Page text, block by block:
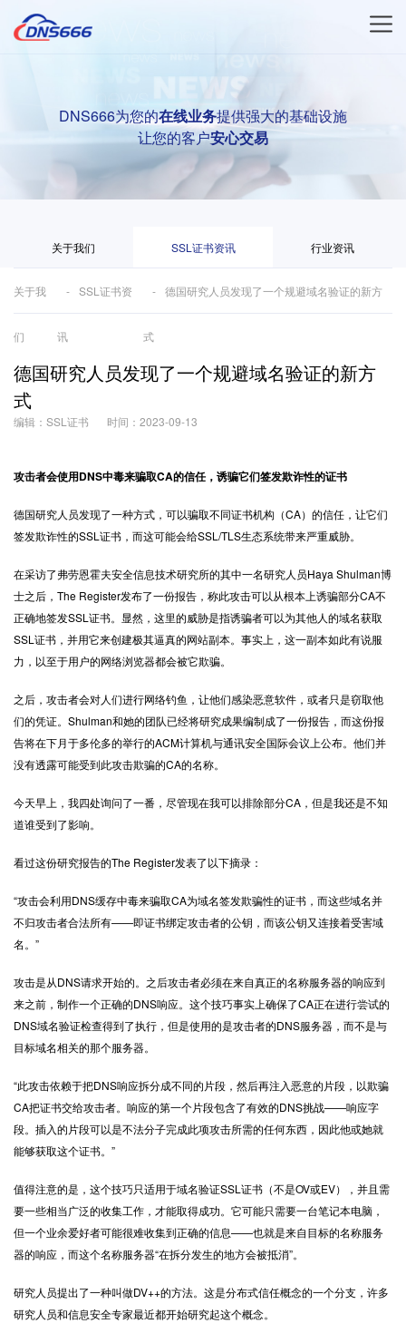
DNS666为您的在线业务提供强大的基础设施
让您的客户安心交易
关于我们 SSL证书资讯 行业资讯
关于我
们
SSL证书资
讯
德国研究人员发现了一个规避域名验证的新方
式
德国研究人员发现了一个规避域名验证的新方
式
编辑：SSL证书 时间：2023-09-13
攻击者会使用DNS中毒来骗取CA的信任，诱骗它们签发欺诈性的证书
德国研究人员发现了一种方式，可以骗取不同证书机构（CA）的信任，让它们
签发欺诈性的SSL证书 ，而这可能会给SSL/TLS生态系统带来严重威胁。
在采访了弗劳恩霍夫安全信息技术研究所的其中一名研究人员Haya Shulman博
士之后，The Register发布了一份报告，称此攻击可以从根本上诱骗部分CA不
正确地签发SSL证书。显然，这里的威胁是指诱骗者可以为其他人的域名获取
SSL证书，并用它来创建极其逼真的网站副本。事实上，这一副本如此有说服
力，以至于用户的网络浏览器都会被它欺骗。
之后，攻击者会对人们进行网络钓鱼，让他们感染恶意软件，或者只是窃取他
们的凭证。Shulman和她的团队已经将研究成果编制成了一份报告，而这份报
告将在下月于多伦多的举行的ACM计算机与通讯安全国际会议上公布。他们并
没有透露可能受到此攻击欺骗的CA的名称。
今天早上，我四处询问了一番，尽管现在我可以排除部分CA，但是我还是不知
道谁受到了影响。
看过这份研究报告的The Register发表了以下摘录：
“攻击会利用DNS缓存中毒来骗取CA为域名签发欺骗性的证书，而这些域名并
不归攻击者合法所有——即证书绑定攻击者的公钥，而该公钥又连接着受害域
名。”
攻击是从DNS请求开始的。之后攻击者必须在来自真正的名称服务器的响应到
来之前，制作一个正确的DNS响应。这个技巧事实上确保了CA正在进行尝试的
DNS域名验证检查得到了执行，但是使用的是攻击者的DNS服务器，而不是与
目标域名相关的那个服务器。
“此攻击依赖于把DNS响应拆分成不同的片段，然后再注入恶意的片段，以欺骗
CA把证书交给攻击者。响应的第一个片段包含了有效的DNS挑战——响应字
段。插入的片段可以是不法分子完成此项攻击所需的任何东西，因此他或她就
能够获取这个证书。”
值得注意的是，这个技巧只适用于域名验证SSL证书（不是OV或EV），并且需
要一些相当广泛的收集工作，才能取得成功。它可能只需要一台笔记本电脑，
但一个业余爱好者可能很难收集到正确的信息——也就是来自目标的名称服务
器的响应，而这个名称服务器“在拆分发生的地方会被抵消”。
研究人员提出了一种叫做DV++的方法。这是分布式信任概念的一个分支，许多
研究人员和信息安全专家最近都开始研究起这个概念。